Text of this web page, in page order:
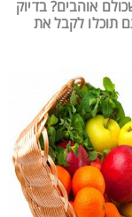
אוהבים? בדיוק
תוכלו לקבל את